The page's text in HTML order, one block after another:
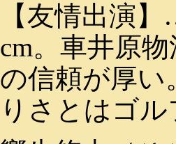
【友情出演
cm。車井原
の信頼が厚い
りさとはゴ